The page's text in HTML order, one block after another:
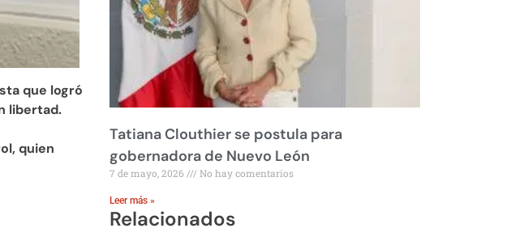
que logró
libertad.
quien
Tatiana Clouthier se postula para
gobernadora de Nuevo León
7 de mayo, 2026 No hay comentarios
Leer más »
Relacionados